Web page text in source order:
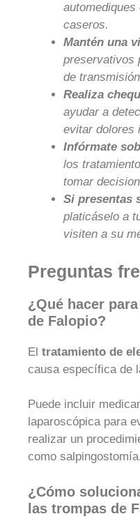
caseros.
Mantén una
preservativos
de
Realiza
ayudar a
evitar dolores
Infórmate
los
tomar
Si presentas
platicáselo a
visiten a su
Preguntas
¿Qué hacer
de Falopio?
El tratamiento de
causa específica de
Puede incluir
laparoscópica para
realizar un
como salpingostomía.
¿Cómo
las trompas de